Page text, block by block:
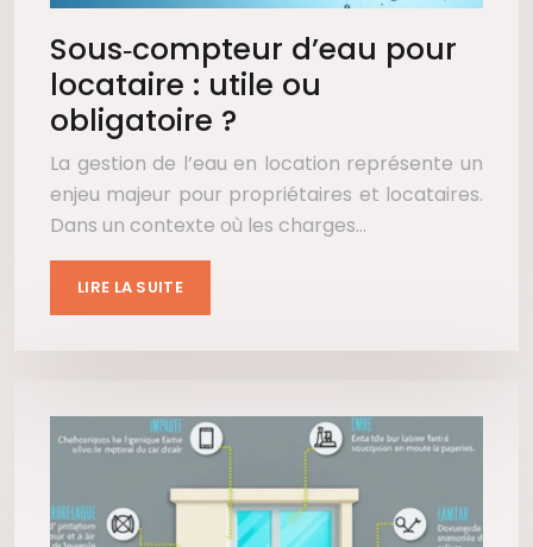
Sous‑compteur d’eau pour
locataire : utile ou
obligatoire ?
La gestion de l’eau en location représente un
enjeu majeur pour propriétaires et locataires.
Dans un contexte où les charges…
LIRE LA SUITE